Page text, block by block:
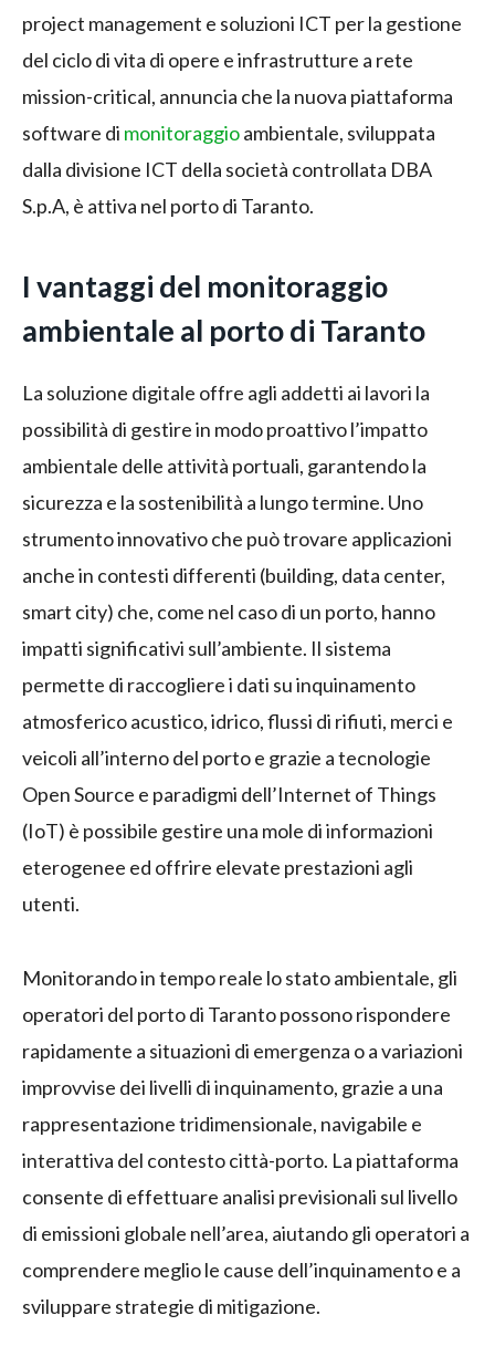
project management e soluzioni ICT per la gestione
del ciclo di vita di opere e infrastrutture a rete
mission-critical, annuncia che la nuova piattaforma
software di monitoraggioambientale, sviluppata
dalla divisione ICT della società controllata DBA
S.p.A, è attiva nel porto di Taranto.
I vantaggi del monitoraggio
ambientale al porto di Taranto
La soluzione digitale offre agli addetti ai lavori la
possibilità di gestire in modo proattivo l’impatto
ambientale delle attività portuali, garantendo la
sicurezza e la sostenibilità a lungo termine. Uno
strumento innovativo che può trovare applicazioni
anche in contesti differenti (building, data center,
smart city) che, come nel caso di un porto, hanno
impatti significativi sull’ambiente. Il sistema
permette di raccogliere i dati su inquinamento
atmosferico acustico, idrico, flussi di rifiuti, merci e
veicoli all’interno del porto e grazie a tecnologie
Open Source e paradigmi dell’Internet of Things
(IoT) è possibile gestire una mole di informazioni
eterogenee ed offrire elevate prestazioni agli
utenti.
Monitorando in tempo reale lo stato ambientale, gli
operatori del porto di Taranto possono rispondere
rapidamente a situazioni di emergenza o a variazioni
improvvise dei livelli di inquinamento, grazie a una
rappresentazione tridimensionale, navigabile e
interattiva del contesto città-porto. La piattaforma
consente di effettuare analisi previsionali sul livello
di emissioni globale nell’area, aiutando gli operatori a
comprendere meglio le cause dell’inquinamento e a
sviluppare strategie di mitigazione.